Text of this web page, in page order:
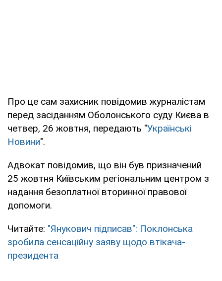
Про це сам захисник повідомив журналістам
перед засіданням Оболонського суду Києва в
четвер, 26 жовтня, передають "Українські
Новини".
Адвокат повідомив, що він був призначений
25 жовтня Київським регіональним центром з
надання безоплатної вторинної правової
допомоги.
Читайте: "Янукович підписав": Поклонська
зробила сенсаційну заяву щодо втікача-
президента